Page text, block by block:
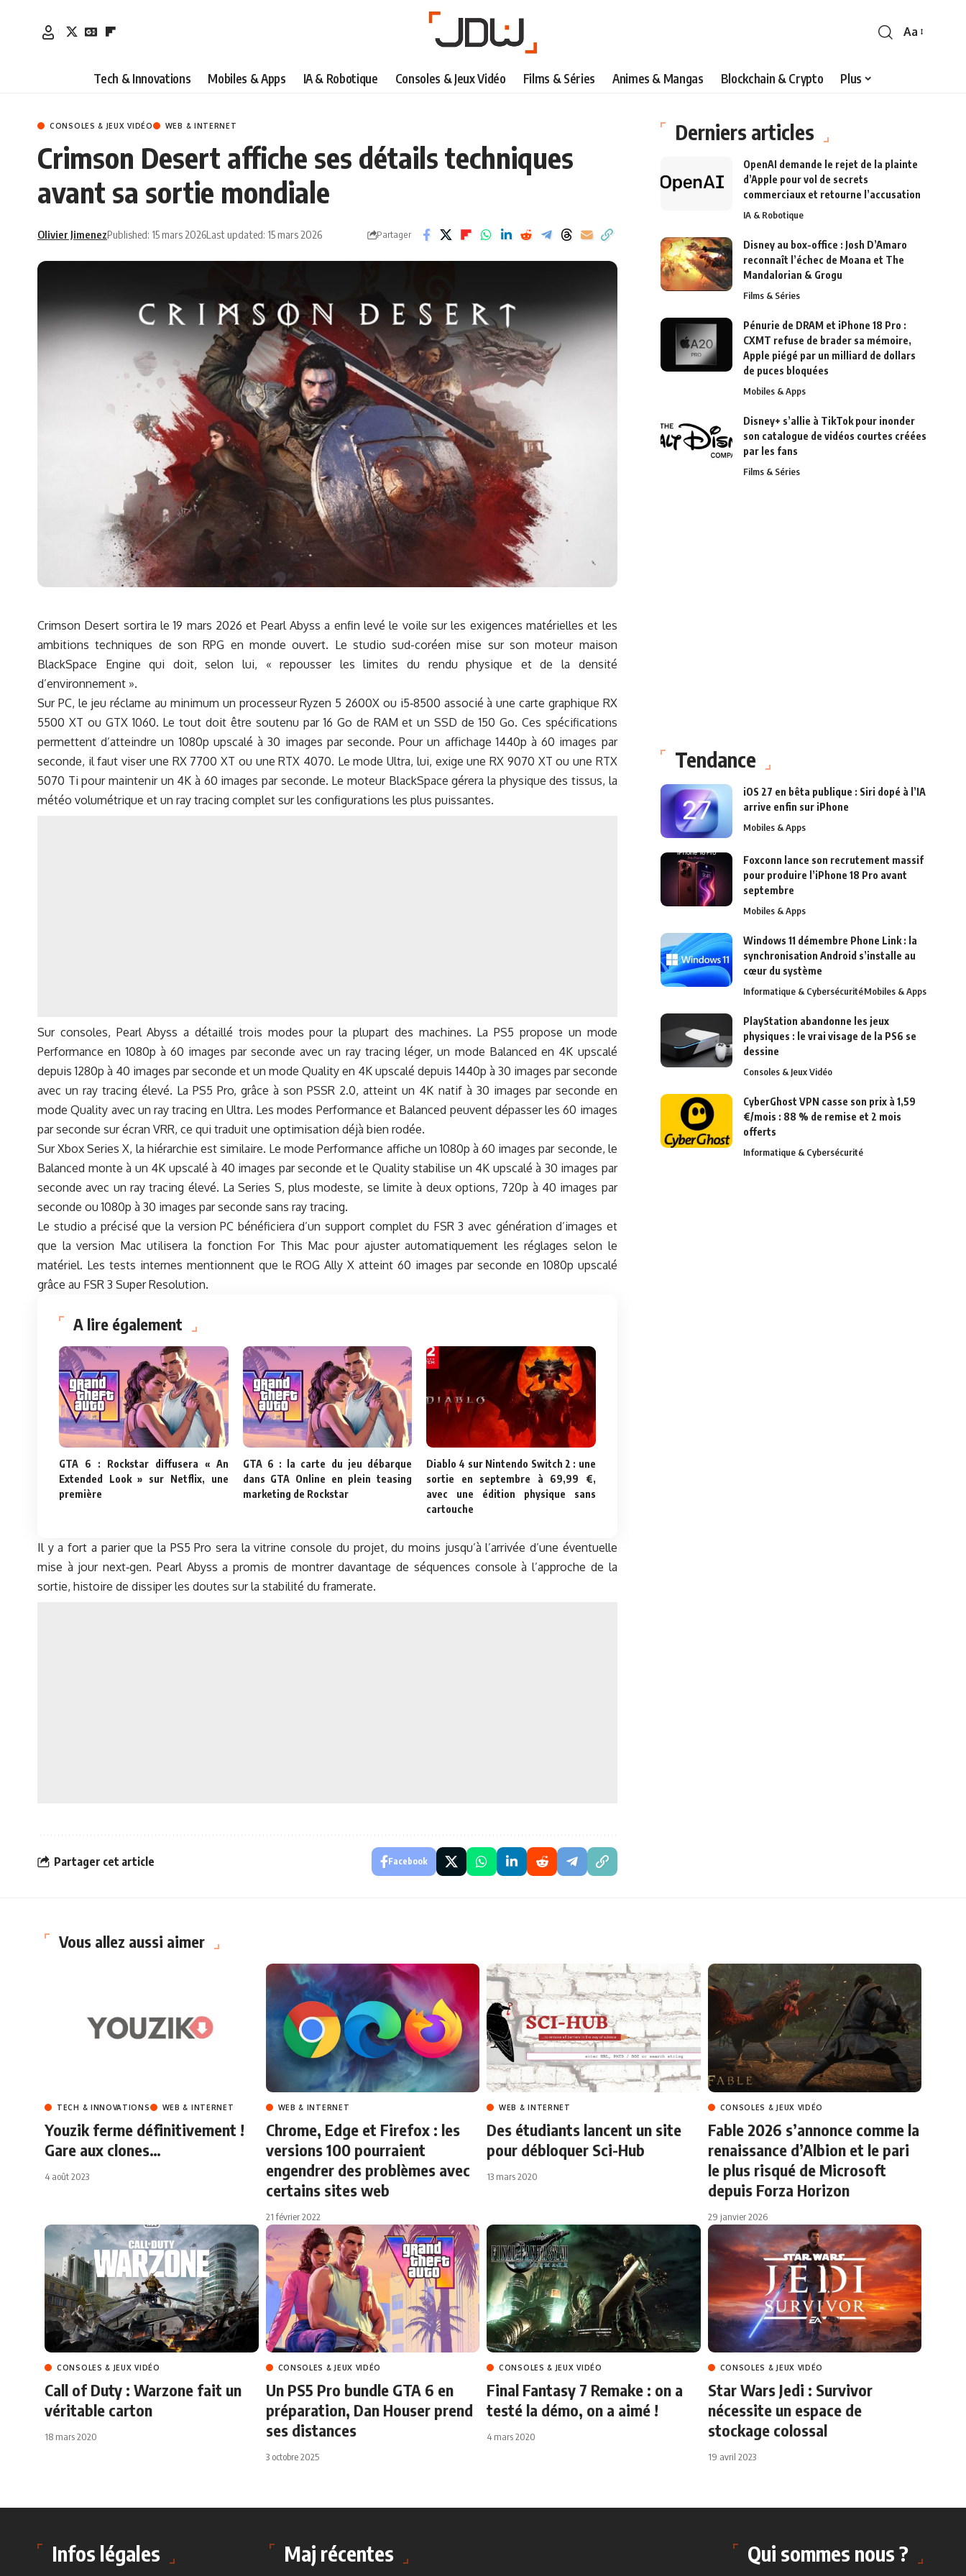
Aa
Tech & Innovations Mobiles & Apps IA & Robotique Consoles & Jeux Vidéo Films & Séries Animes & Mangas Blockchain & Crypto Plus
CONSOLES & JEUX VIDÉO WEB & INTERNET
Crimson Desert affiche ses détails techniques
avant sa sortie mondiale
Olivier JimenezPublished: 15 mars 2026Last updated: 15 mars 2026 Partager
Crimson Desert sortira le 19 mars 2026 et Pearl Abyss a enfin levé le voile sur les exigences matérielles et les
ambitions techniques de son RPG en monde ouvert. Le studio sud-coréen mise sur son moteur maison
BlackSpace Engine qui doit, selon lui, « repousser les limites du rendu physique et de la densité
d’environnement ».
Sur PC, le jeu réclame au minimum un processeur Ryzen 5 2600X ou i5‑8500 associé à une carte graphique RX
5500 XT ou GTX 1060. Le tout doit être soutenu par 16 Go de RAM et un SSD de 150 Go. Ces spécifications
permettent d’atteindre un 1080p upscalé à 30 images par seconde. Pour un affichage 1440p à 60 images par
seconde, il faut viser une RX 7700 XT ou une RTX 4070. Le mode Ultra, lui, exige une RX 9070 XT ou une RTX
5070 Ti pour maintenir un 4K à 60 images par seconde. Le moteur BlackSpace gérera la physique des tissus, la
météo volumétrique et un ray tracing complet sur les configurations les plus puissantes.
Sur consoles, Pearl Abyss a détaillé trois modes pour la plupart des machines. La PS5 propose un mode
Performance en 1080p à 60 images par seconde avec un ray tracing léger, un mode Balanced en 4K upscalé
depuis 1280p à 40 images par seconde et un mode Quality en 4K upscalé depuis 1440p à 30 images par seconde
avec un ray tracing élevé. La PS5 Pro, grâce à son PSSR 2.0, atteint un 4K natif à 30 images par seconde en
mode Quality avec un ray tracing en Ultra. Les modes Performance et Balanced peuvent dépasser les 60 images
par seconde sur écran VRR, ce qui traduit une optimisation déjà bien rodée.
Sur Xbox Series X, la hiérarchie est similaire. Le mode Performance affiche un 1080p à 60 images par seconde, le
Balanced monte à un 4K upscalé à 40 images par seconde et le Quality stabilise un 4K upscalé à 30 images par
seconde avec un ray tracing élevé. La Series S, plus modeste, se limite à deux options, 720p à 40 images par
seconde ou 1080p à 30 images par seconde sans ray tracing.
Le studio a précisé que la version PC bénéficiera d’un support complet du FSR 3 avec génération d’images et
que la version Mac utilisera la fonction For This Mac pour ajuster automatiquement les réglages selon le
matériel. Les tests internes mentionnent que le ROG Ally X atteint 60 images par seconde en 1080p upscalé
grâce au FSR 3 Super Resolution.
A lire également
GTA 6 : Rockstar diffusera « An
Extended Look » sur Netflix, une
première
GTA 6 : la carte du jeu débarque
dans GTA Online en plein teasing
marketing de Rockstar
Diablo 4 sur Nintendo Switch 2 : une
sortie en septembre à 69,99 €,
avec une édition physique sans
cartouche
Il y a fort a parier que la PS5 Pro sera la vitrine console du projet, du moins jusqu’à l’arrivée d’une éventuelle
mise à jour next‑gen. Pearl Abyss a promis de montrer davantage de séquences console à l’approche de la
sortie, histoire de dissiper les doutes sur la stabilité du framerate.
Partager cet article Facebook
Derniers articles
OpenAI demande le rejet de la plainte
d’Apple pour vol de secrets
commerciaux et retourne l’accusation
IA & Robotique
Disney au box-office : Josh D’Amaro
reconnaît l’échec de Moana et The
Mandalorian & Grogu
Films & Séries
Pénurie de DRAM et iPhone 18 Pro :
CXMT refuse de brader sa mémoire,
Apple piégé par un milliard de dollars
de puces bloquées
Mobiles & Apps
Disney+ s’allie à TikTok pour inonder
son catalogue de vidéos courtes créées
par les fans
Films & Séries
Tendance
iOS 27 en bêta publique : Siri dopé à l’IA
arrive enfin sur iPhone
Mobiles & Apps
Foxconn lance son recrutement massif
pour produire l’iPhone 18 Pro avant
septembre
Mobiles & Apps
Windows 11 démembre Phone Link : la
synchronisation Android s’installe au
cœur du système
Informatique & CybersécuritéMobiles & Apps
PlayStation abandonne les jeux
physiques : le vrai visage de la PS6 se
dessine
Consoles & Jeux Vidéo
CyberGhost VPN casse son prix à 1,59
€/mois : 88 % de remise et 2 mois
offerts
Informatique & Cybersécurité
Vous allez aussi aimer
TECH & INNOVATIONS WEB & INTERNET
Youzik ferme définitivement !
Gare aux clones…
4 août 2023
WEB & INTERNET
Chrome, Edge et Firefox : les
versions 100 pourraient
engendrer des problèmes avec
certains sites web
21 février 2022
WEB & INTERNET
Des étudiants lancent un site
pour débloquer Sci-Hub
13 mars 2020
CONSOLES & JEUX VIDÉO
Fable 2026 s’annonce comme la
renaissance d’Albion et le pari
le plus risqué de Microsoft
depuis Forza Horizon
29 janvier 2026
CONSOLES & JEUX VIDÉO
Call of Duty : Warzone fait un
véritable carton
18 mars 2020
CONSOLES & JEUX VIDÉO
Un PS5 Pro bundle GTA 6 en
préparation, Dan Houser prend
ses distances
3 octobre 2025
CONSOLES & JEUX VIDÉO
Final Fantasy 7 Remake : on a
testé la démo, on a aimé !
4 mars 2020
CONSOLES & JEUX VIDÉO
Star Wars Jedi : Survivor
nécessite un espace de
stockage colossal
19 avril 2023
Infos légales Maj récentes Qui sommes nous ?